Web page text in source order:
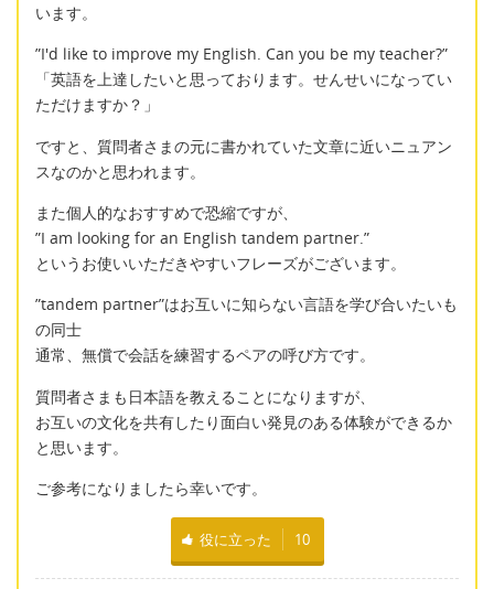
います。
”I'd like to improve my English. Can you be my teacher?”
「英語を上達したいと思っております。せんせいになってい
ただけますか？」
ですと、質問者さまの元に書かれていた文章に近いニュアン
スなのかと思われます。
また個人的なおすすめで恐縮ですが、
”I am looking for an English tandem partner.”
というお使いいただきやすいフレーズがございます。
”tandem partner”はお互いに知らない言語を学び合いたいも
の同士
通常、無償で会話を練習するペアの呼び方です。
質問者さまも日本語を教えることになりますが、
お互いの文化を共有したり面白い発見のある体験ができるか
と思います。
ご参考になりましたら幸いです。
役に立った 10